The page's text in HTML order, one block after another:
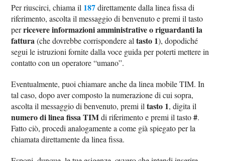
Per riuscirci, chiama il 187direttamente dalla linea fissa di
riferimento, ascolta il messaggio di benvenuto e premi il tasto
perricevere informazioni amministrative o riguardanti la
fattura(che dovrebbe corrispondere altasto 1), dopodiché
segui le istruzioni fornite dalla voce guida per poterti mettere in
contatto con un operatore “umano”.
Eventualmente, puoi chiamare anche da linea mobile TIM. In
tal caso, dopo aver composto la numerazione di cui sopra,
ascolta il messaggio di benvenuto, premi iltasto 1, digita il
numero di linea fissa TIMdi riferimento e premi il tasto#.
Fatto ciò, procedi analogamente a come già spiegato per la
chiamata direttamente da linea fissa.